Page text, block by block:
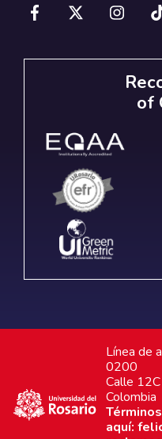
of
Línea de
0200
Calle
Colombia
aquí: